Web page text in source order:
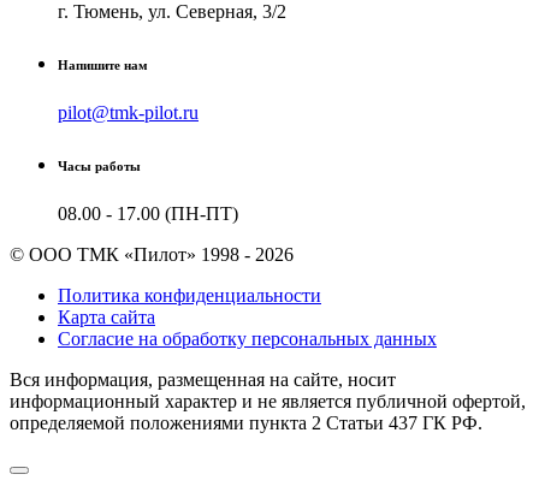
г. Тюмень, ул. Северная, 3/2
Напишите нам
pilot@tmk-pilot.ru
Часы работы
08.00 - 17.00 (ПН-ПТ)
© ООО ТМК «Пилот» 1998 - 2026
Политика конфиденциальности
Карта сайта
Согласие на обработку персональных данных
Вся информация, размещенная на сайте, носит
информационный характер и не является публичной офертой,
определяемой положениями пункта 2 Cтатьи 437 ГК РФ.